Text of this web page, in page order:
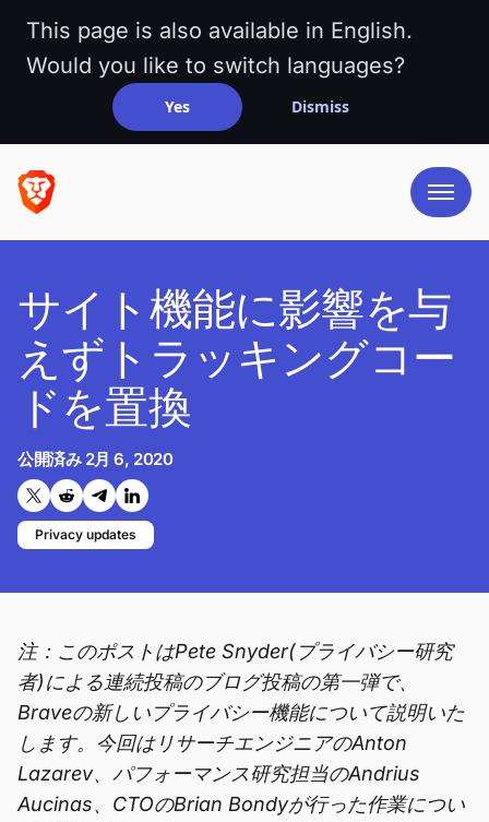
This page is also available in English.
Would you like to switch languages?
Yes Dismiss
サイト機能に影響を与
えずトラッキングコー
ドを置換
公開済み 2月 6, 2020
Twitterで共有する
Reddit で共有
Telegramで共有
LinkedInで共有
Privacy updates
注：このポストはPete Snyder(プライバシー研究
者)による連続投稿のブログ投稿の第一弾で、
Braveの新しいプライバシー機能について説明いた
します。今回はリサーチエンジニアのAnton
Lazarev、パフォーマンス研究担当のAndrius
Aucinas、CTOのBrian Bondyが行った作業につい